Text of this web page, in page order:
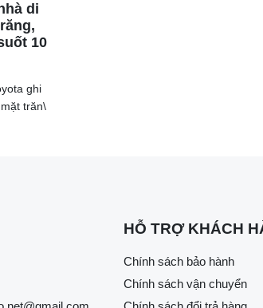
trong việc phát triển hạ tầng giao thông
vận tải. Họ cũng ghi nhận những nỗ lực
bộ và hiệu quả, dẫn đến sự giảm thiểu
pháp luật về giao thông của cộng đồng đã
di
10
ghi
trăn\
HỖ TRỢ KHÁCH
Chính sách bảo hành
Chính sách vận chuyển